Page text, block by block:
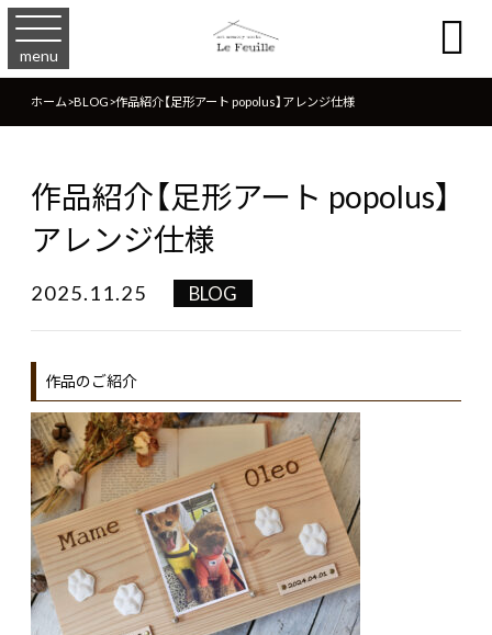
menu 
ホーム>BLOG>作品紹介【足形アート popolus】アレンジ仕様
作品紹介【足形アート popolus】
アレンジ仕様
2025.11.25 BLOG
作品のご紹介